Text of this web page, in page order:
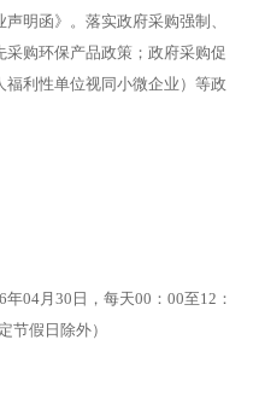
明函》。落实政府采购强制、
购环保产品政策；政府采购促
利性单位视同小微企业）等政
04月30日，每天00：00至12：
节假日除外）